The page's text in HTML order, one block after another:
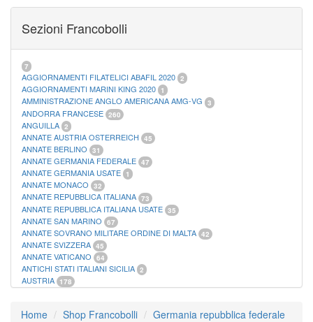
FOGLI MARINI PERIODI SEPARATI VATICANO
MATERIALE FILATELICO MARINI 33
RACCOGLITORI XL
Sezioni Francobolli
7
AGGIORNAMENTI FILATELICI ABAFIL 2020 2
AGGIORNAMENTI MARINI KING 2020 1
AMMINISTRAZIONE ANGLO AMERICANA AMG-VG 3
ANDORRA FRANCESE 260
ANGUILLA 2
ANNATE AUSTRIA OSTERREICH 45
ANNATE BERLINO 31
ANNATE GERMANIA FEDERALE 47
ANNATE GERMANIA USATE 1
ANNATE MONACO 32
ANNATE REPUBBLICA ITALIANA 73
ANNATE REPUBBLICA ITALIANA USATE 35
ANNATE SAN MARINO 67
ANNATE SOVRANO MILITARE ORDINE DI MALTA 42
ANNATE SVIZZERA 45
ANNATE VATICANO 64
ANTICHI STATI ITALIANI SICILIA 2
AUSTRIA 178
CASTELROSSO 10
Home Shop Francobolli
Germania repubblica federale